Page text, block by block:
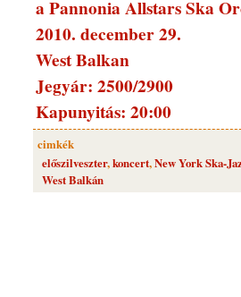
a Pannonia Allstars Ska
2010. december 29.
West Balkan
Jegyár: 2500/2900
Kapunyitás: 20:00
cimkék
előszilveszter,koncert,New York Ska-
West Balkán